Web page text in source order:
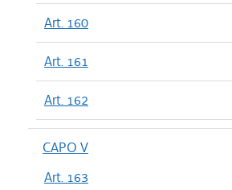
Art. 160
Art. 161
Art. 162
CAPO V
Art. 163